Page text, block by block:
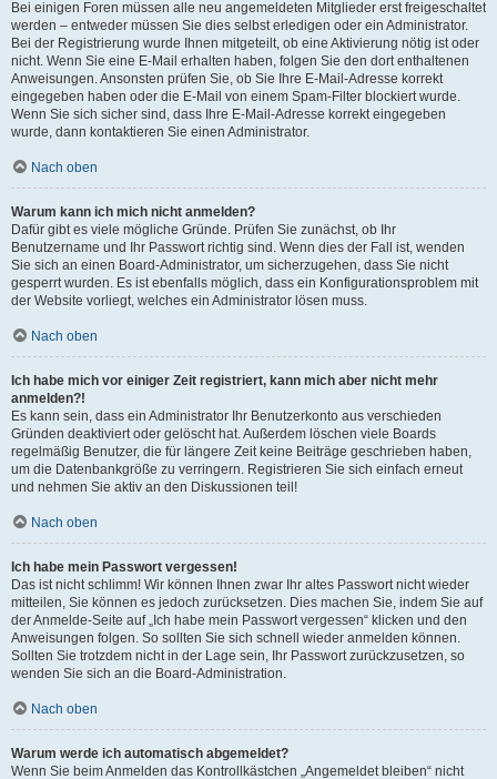
Bei einigen Foren müssen alle neu angemeldeten Mitglieder erst freigeschaltet
werden – entweder müssen Sie dies selbst erledigen oder ein Administrator.
Bei der Registrierung wurde Ihnen mitgeteilt, ob eine Aktivierung nötig ist oder
nicht. Wenn Sie eine E-Mail erhalten haben, folgen Sie den dort enthaltenen
Anweisungen. Ansonsten prüfen Sie, ob Sie Ihre E-Mail-Adresse korrekt
eingegeben haben oder die E-Mail von einem Spam-Filter blockiert wurde.
Wenn Sie sich sicher sind, dass Ihre E-Mail-Adresse korrekt eingegeben
wurde, dann kontaktieren Sie einen Administrator.
Nach oben
Warum kann ich mich nicht anmelden?
Dafür gibt es viele mögliche Gründe. Prüfen Sie zunächst, ob Ihr
Benutzername und Ihr Passwort richtig sind. Wenn dies der Fall ist, wenden
Sie sich an einen Board-Administrator, um sicherzugehen, dass Sie nicht
gesperrt wurden. Es ist ebenfalls möglich, dass ein Konfigurationsproblem mit
der Website vorliegt, welches ein Administrator lösen muss.
Nach oben
Ich habe mich vor einiger Zeit registriert, kann mich aber nicht mehr
anmelden?!
Es kann sein, dass ein Administrator Ihr Benutzerkonto aus verschieden
Gründen deaktiviert oder gelöscht hat. Außerdem löschen viele Boards
regelmäßig Benutzer, die für längere Zeit keine Beiträge geschrieben haben,
um die Datenbankgröße zu verringern. Registrieren Sie sich einfach erneut
und nehmen Sie aktiv an den Diskussionen teil!
Nach oben
Ich habe mein Passwort vergessen!
Das ist nicht schlimm! Wir können Ihnen zwar Ihr altes Passwort nicht wieder
mitteilen, Sie können es jedoch zurücksetzen. Dies machen Sie, indem Sie auf
der Anmelde-Seite auf „Ich habe mein Passwort vergessen“ klicken und den
Anweisungen folgen. So sollten Sie sich schnell wieder anmelden können.
Sollten Sie trotzdem nicht in der Lage sein, Ihr Passwort zurückzusetzen, so
wenden Sie sich an die Board-Administration.
Nach oben
Warum werde ich automatisch abgemeldet?
Wenn Sie beim Anmelden das Kontrollkästchen „Angemeldet bleiben“ nicht